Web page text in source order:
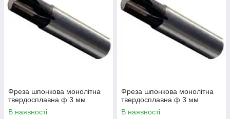
Фреза шпонкова монолітна
твердосплавна ф 3 мм
В наявності
Фреза шпонкова монолітна
твердосплавна ф 3 мм
В наявності